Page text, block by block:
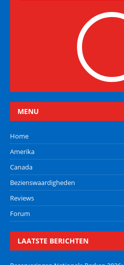
MENU
Home
Amerika
Canada
Bezienswaardigheden
Reviews
Forum
LAATSTE BERICHTEN